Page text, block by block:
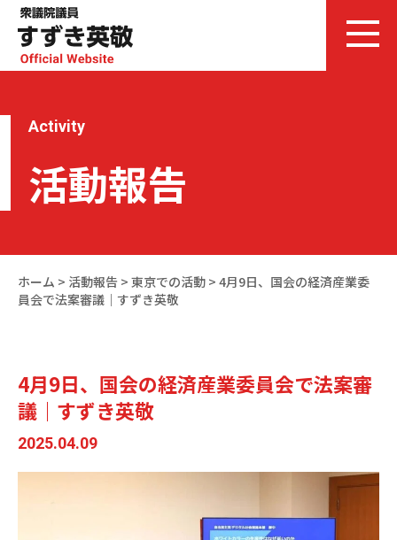
Activity
活動報告
ホーム > 活動報告 > 東京での活動 > 4月9日、国会の経済産業委
員会で法案審議｜すずき英敬
4月9日、国会の経済産業委員会で法案審
議｜すずき英敬
2025.04.09